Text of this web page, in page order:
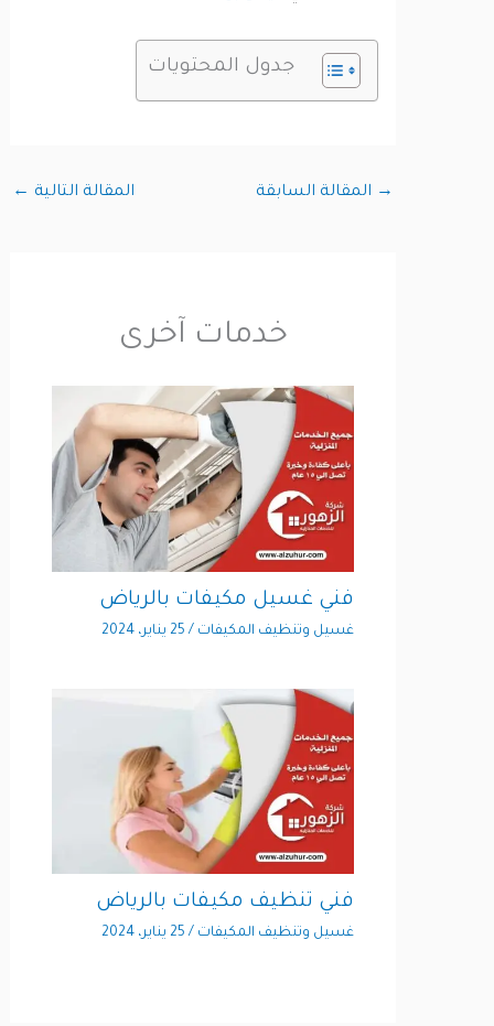
جدول المحتويات
المقالة السابقة المقالة التالية←
خدمات آخرى
فني غسيل مكيفات بالرياض
غسيل وتنظيف المكيفات/25 يناير، 2024
فني تنظيف مكيفات بالرياض
غسيل وتنظيف المكيفات/25 يناير، 2024